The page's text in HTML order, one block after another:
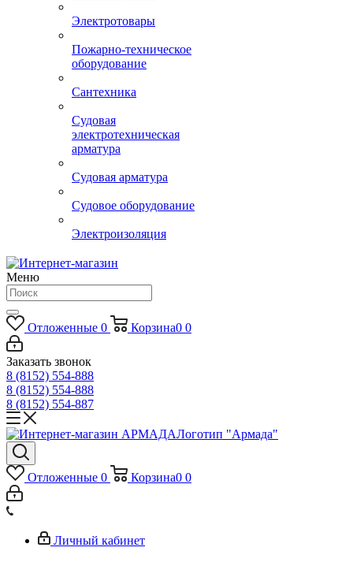
Электротовары
Пожарно-техническое
оборудование
Сантехника
Судовая
электротехническая
арматура
Судовая арматура
Судовое оборудование
Электроизоляция
Меню
Отложенные 0 Корзина0 0
Заказать звонок
8 (8152) 554-888
8 (8152) 554-888
8 (8152) 554-887
Логотип "Армада"
Отложенные 0 Корзина0 0
Личный кабинет